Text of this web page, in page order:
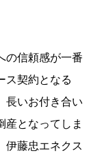
の信頼感が一番
ス契約となる
長いお付き合い
産となってしま
伊藤忠エネクス